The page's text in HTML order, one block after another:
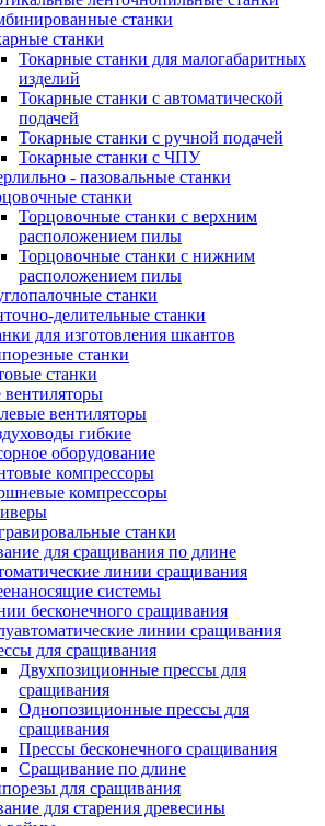
станки
станки
Токарные станки для малогабаритных
изделий
Токарные станки с автоматической
подачей
Токарные станки с ручной подачей
Токарные станки с ЧПУ
- пазовальные станки
станки
Торцовочные станки с верхним
расположением пилы
Торцовочные станки с нижним
расположением пилы
станки
делительные станки
для изготовления шкантов
станки
станки
вентиляторы
гибкие
оборудование
компрессоры
компрессоры
станки
для сращивания по длине
линии сращивания
системы
бесконечного сращивания
линии сращивания
для сращивания
Двухпозиционные прессы для
сращивания
Однопозиционные прессы для
сращивания
Прессы бесконечного сращивания
Сращивание по длине
для сращивания
для старения древесины